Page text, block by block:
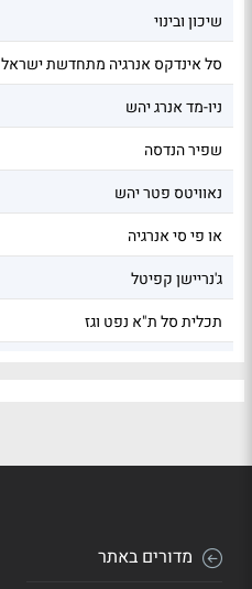
שיכון ובינוי
MTF סל אינדקס אנרגיה מתחדשת ישראל
ניו-מד אנרג יהש
שפיר הנדסה
נאוויטס פטר יהש
או פי סי אנרגיה
ג'נריישן קפיטל
תכלית סל ת"א נפט וגז
מדורים באתר